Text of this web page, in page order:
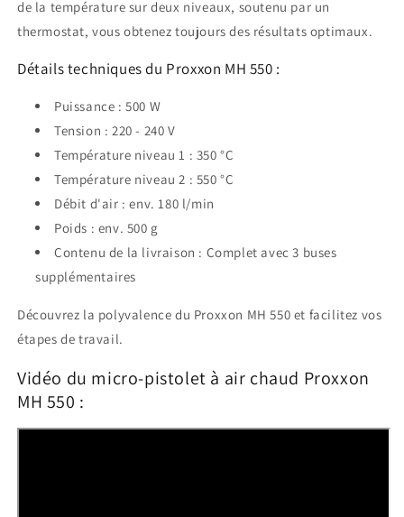
de la température sur deux niveaux, soutenu par un
thermostat, vous obtenez toujours des résultats optimaux.
Détails techniques du Proxxon MH 550 :
Puissance : 500 W
Tension : 220 - 240 V
Température niveau 1 : 350 °C
Température niveau 2 : 550 °C
Débit d'air : env. 180 l/min
Poids : env. 500 g
Contenu de la livraison : Complet avec 3 buses
supplémentaires
Découvrez la polyvalence du Proxxon MH 550 et facilitez vos
étapes de travail.
Vidéo du micro-pistolet à air chaud Proxxon
MH 550 :